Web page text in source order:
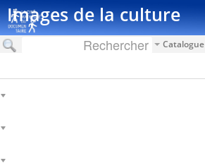
Images de la culture
Catalogue